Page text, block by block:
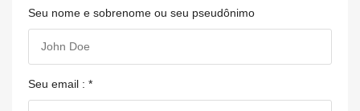
Seu nome e sobrenome ou seu pseudônimo
Seu email : *